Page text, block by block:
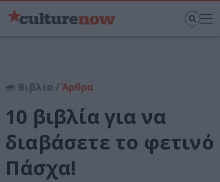
Βιβλίο /Άρθρα
10 βιβλία για να
διαβάσετε το φετινό
Πάσχα!